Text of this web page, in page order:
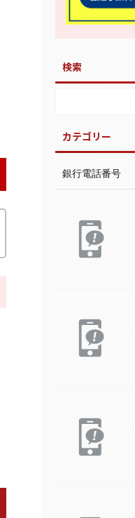
検索
カテゴリー
銀行電話番号